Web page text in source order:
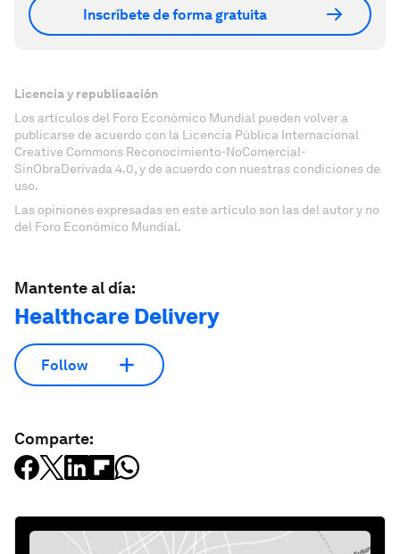
Inscríbete de forma gratuita
Licencia y republicación
Los artículos del Foro Económico Mundial pueden volver a
publicarse de acuerdo con la Licencia Pública Internacional
Creative Commons Reconocimiento-NoComercial-
SinObraDerivada 4.0, y de acuerdo con nuestras condiciones de
uso.
Las opiniones expresadas en este artículo son las del autor y no
del Foro Económico Mundial.
Mantente al día:
Healthcare Delivery
Follow
Comparte: